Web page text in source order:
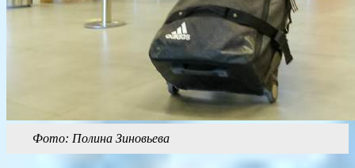
Фото: Полина Зиновьева